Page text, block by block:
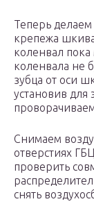
Теперь
крепежа
коленвал
коленвала не
зубца от оси
установив для
Снимаем
отверстиях
проверить
снять